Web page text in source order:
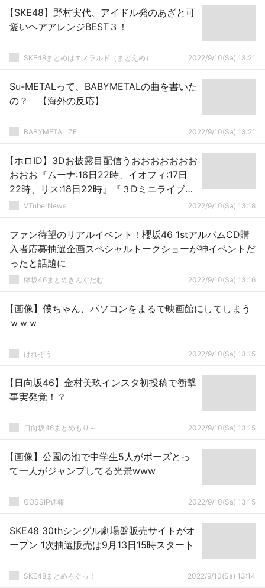
【SKE48】野村実代、アイドル発のあざと可
愛いヘアアレンジBEST３！
SKE48まとめはエメラルド（まとえめ） 2022/9/10(Sa) 13:21
Su-METALって、BABYMETALの曲を書いた
の？ 【海外の反応】
BABYMETALIZE 2022/9/10(Sa) 13:21
【ホロID】3Dお披露目配信うおおおおおおお
おおお『ムーナ:16日22時、イオフィ:17日
22時、リス:18日22時』『３Dミニライブも
あります！』
VTuberNews 2022/9/10(Sa) 13:18
ファン待望のリアルイベント！櫻坂46 1stアルバムCD購
入者応募抽選企画スペシャルトークショーが神イベントだ
ったと話題に
欅坂46まとめきんぐだむ 2022/9/10(Sa) 13:16
【画像】僕ちゃん、パソコンをまるで映画館にしてしまう
ｗｗｗ
はれぞう 2022/9/10(Sa) 13:15
【日向坂46】金村美玖インスタ初投稿で衝撃
事実発覚！？
日向坂46まとめもり～ 2022/9/10(Sa) 13:15
【画像】公園の池で中学生5人がポーズとっ
て一人がジャンプしてる光景www
GOSSIP速報 2022/9/10(Sa) 13:15
SKE48 30thシングル劇場盤販売サイトがオ
ープン 1次抽選販売は9月13日15時スタート
SKE48まとめろぐっ！ 2022/9/10(Sa) 13:14